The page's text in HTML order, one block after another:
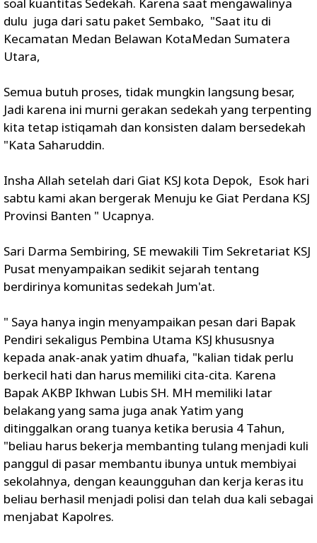
soal kuantitas Sedekah. Karena saat mengawalinya
dulu juga dari satu paket Sembako, "Saat itu di
Kecamatan Medan Belawan KotaMedan Sumatera
Utara,
Semua butuh proses, tidak mungkin langsung besar,
Jadi karena ini murni gerakan sedekah yang terpenting
kita tetap istiqamah dan konsisten dalam bersedekah
"Kata Saharuddin.
Insha Allah setelah dari Giat KSJ kota Depok, Esok hari
sabtu kami akan bergerak Menuju ke Giat Perdana KSJ
Provinsi Banten " Ucapnya.
Sari Darma Sembiring, SE mewakili Tim Sekretariat KSJ
Pusat menyampaikan sedikit sejarah tentang
berdirinya komunitas sedekah Jum'at.
" Saya hanya ingin menyampaikan pesan dari Bapak
Pendiri sekaligus Pembina Utama KSJ khususnya
kepada anak-anak yatim dhuafa, "kalian tidak perlu
berkecil hati dan harus memiliki cita-cita. Karena
Bapak AKBP Ikhwan Lubis SH. MH memiliki latar
belakang yang sama juga anak Yatim yang
ditinggalkan orang tuanya ketika berusia 4 Tahun,
"beliau harus bekerja membanting tulang menjadi kuli
panggul di pasar membantu ibunya untuk membiyai
sekolahnya, dengan keaungguhan dan kerja keras itu
beliau berhasil menjadi polisi dan telah dua kali sebagai
menjabat Kapolres.